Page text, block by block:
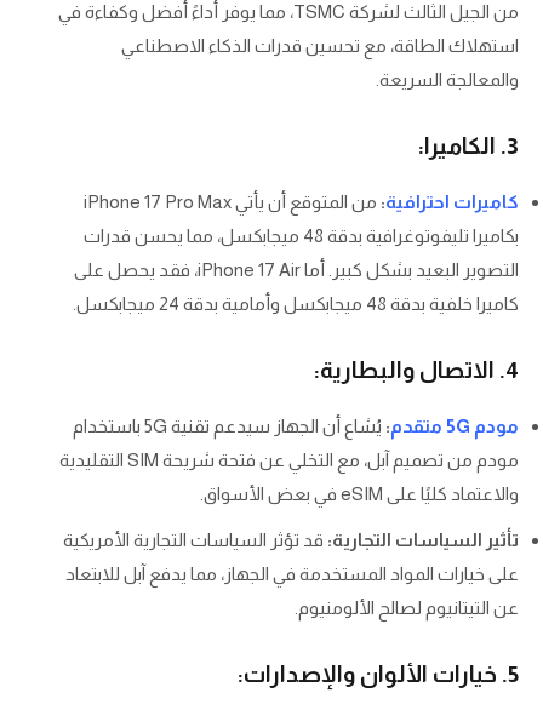
من الجيل الثالث لشركة TSMC، مما يوفر أداءً أفضل وكفاءة في
استهلاك الطاقة، مع تحسين قدرات الذكاء الاصطناعي
والمعالجة السريعة.
3. الكاميرا:
كاميرات احترافية:
من المتوقع أن يأتي iPhone 17 Pro Max
بكاميرا تليفوتوغرافية بدقة 48 ميجابكسل، مما يحسن قدرات
التصوير البعيد بشكل كبير. أما iPhone 17 Air، فقد يحصل على
كاميرا خلفية بدقة 48 ميجابكسل وأمامية بدقة 24 ميجابكسل.
4. الاتصال والبطارية:
مودم 5G متقدم :
يُشاع أن الجهاز سيدعم تقنية 5G باستخدام
مودم من تصميم آبل، مع التخلي عن فتحة شريحة SIM التقليدية
والاعتماد كليًا على eSIM في بعض الأسواق.
تأثير السياسات التجارية: قد تؤثر السياسات التجارية الأمريكية
على خيارات المواد المستخدمة في الجهاز، مما يدفع آبل للابتعاد
عن التيتانيوم لصالح الألومنيوم.
5. خيارات الألوان والإصدارات: